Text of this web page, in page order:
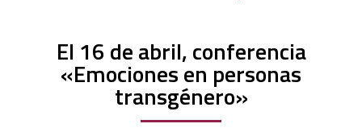
El 16 de abril, conferencia
«Emociones en personas
transgénero»